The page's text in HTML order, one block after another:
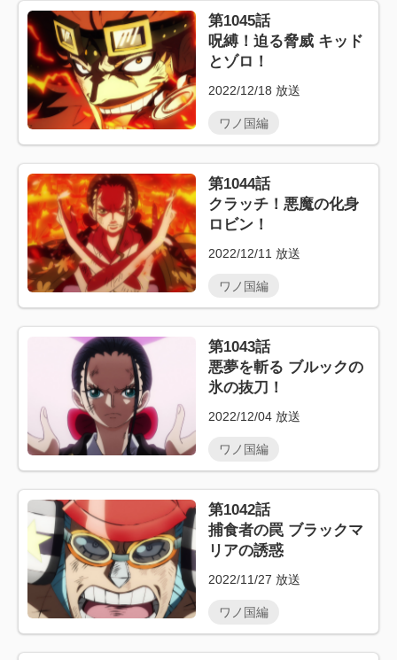
第1045話
呪縛！迫る脅威 キッド
とゾロ！
2022/12/18 放送
ワノ国編
第1044話
クラッチ！悪魔の化身
ロビン！
2022/12/11 放送
ワノ国編
第1043話
悪夢を斬る ブルックの
氷の抜刀！
2022/12/04 放送
ワノ国編
第1042話
捕食者の罠 ブラックマ
リアの誘惑
2022/11/27 放送
ワノ国編